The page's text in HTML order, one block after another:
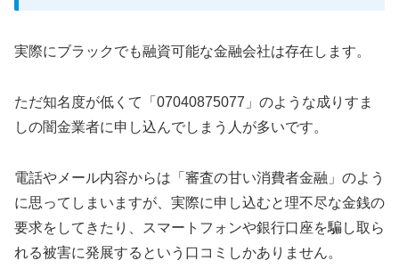
実際にブラックでも融資可能な金融会社は存在します。
ただ知名度が低くて「07040875077」のような成りすま
しの闇金業者に申し込んでしまう人が多いです。
電話やメール内容からは「審査の甘い消費者金融」のよう
に思ってしまいますが、実際に申し込むと理不尽な金銭の
要求をしてきたり、スマートフォンや銀行口座を騙し取ら
れる被害に発展するという口コミしかありません。